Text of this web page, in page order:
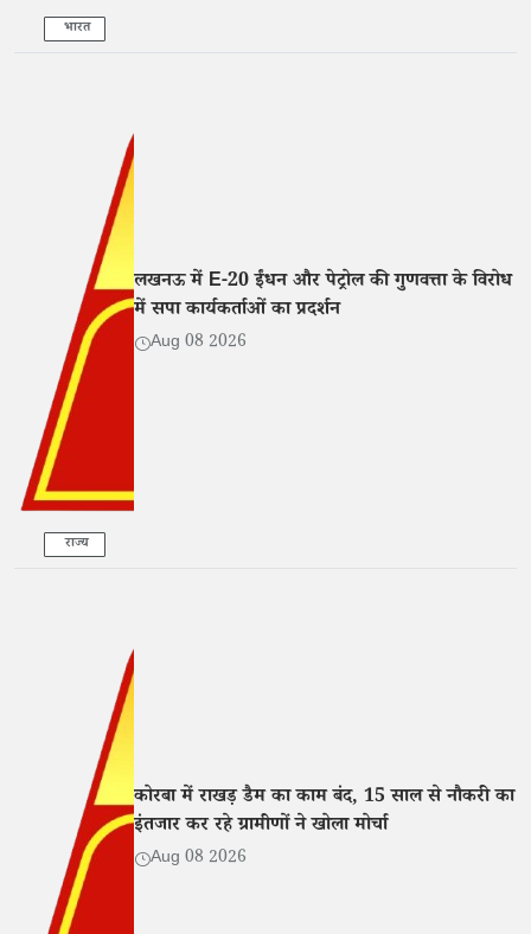
भारत
राज्य
लखनऊ में E-20 ईंधन और पेट्रोल की गुणवत्ता के विरोध
में सपा कार्यकर्ताओं का प्रदर्शन
Aug 08 2026
कोरबा में राखड़ डैम का काम बंद, 15 साल से नौकरी का
इंतजार कर रहे ग्रामीणों ने खोला मोर्चा
Aug 08 2026